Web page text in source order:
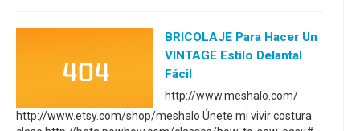
BRICOLAJE Para Hacer Un
VINTAGE Estilo Delantal
Fácil
http://www.meshalo.com/
http://www.etsy.com/shop/meshalo Únete mi vivir costura